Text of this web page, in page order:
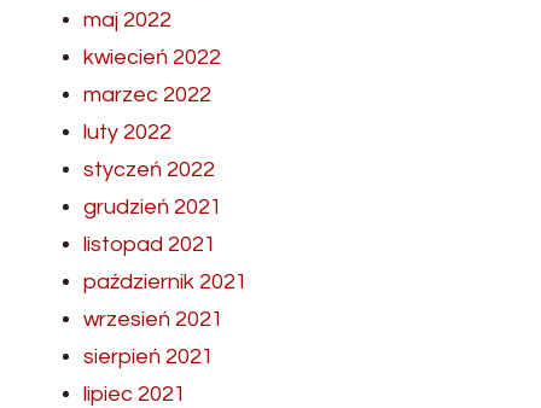
maj 2022
kwiecień 2022
marzec 2022
luty 2022
styczeń 2022
grudzień 2021
listopad 2021
październik 2021
wrzesień 2021
sierpień 2021
lipiec 2021